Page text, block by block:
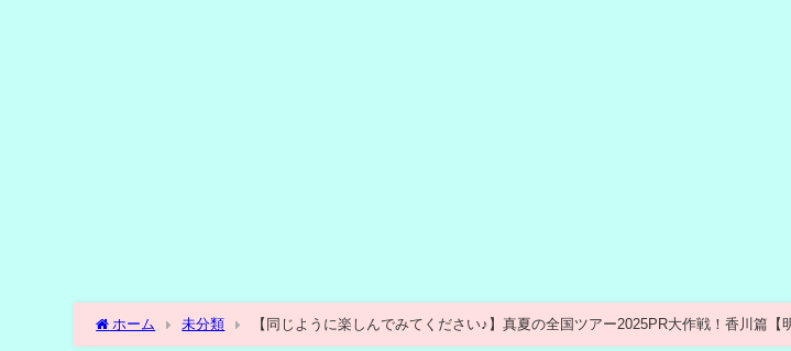
ホーム 未分類 【同じように楽しんでみてください♪】真夏の全国ツアー2025PR大作戦！香川篇【